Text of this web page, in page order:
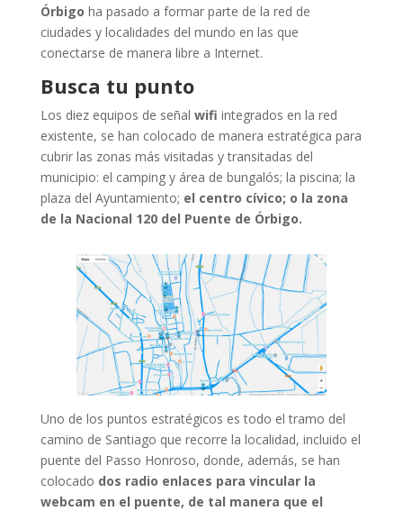
Órbigo ha pasado a formar parte de la red de
ciudades y localidades del mundo en las que
conectarse de manera libre a Internet.
Busca tu punto
Los diez equipos de señal wifi integrados en la red
existente, se han colocado de manera estratégica para
cubrir las zonas más visitadas y transitadas del
municipio: el camping y área de bungalós; la piscina; la
plaza del Ayuntamiento; el centro cívico; o la zona
de la Nacional 120 del Puente de Órbigo.
Uno de los puntos estratégicos es todo el tramo del
camino de Santiago que recorre la localidad, incluido el
puente del Passo Honroso, donde, además, se han
colocado dos radio enlaces para vincular la
webcam en el puente, de tal manera que el